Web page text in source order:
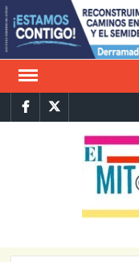
Saltar
al
contenido
FacebookTwitter